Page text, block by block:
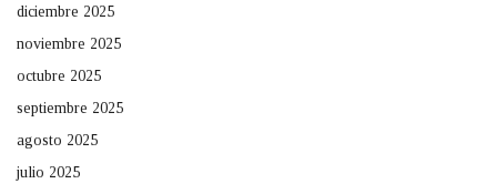
diciembre 2025
noviembre 2025
octubre 2025
septiembre 2025
agosto 2025
julio 2025